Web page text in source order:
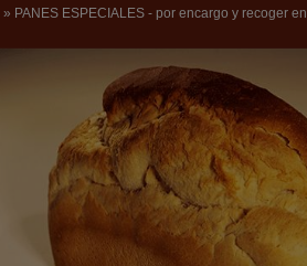
» PANES ESPECIALES - por encargo y recoger